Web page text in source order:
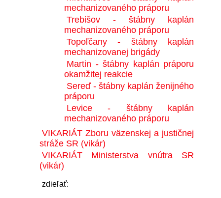
mechanizovaného práporu
Trebišov - štábny kaplán
mechanizovaného práporu
Topoľčany - štábny kaplán
mechanizovanej brigády
Martin - štábny kaplán práporu
okamžitej reakcie
Sereď - štábny kaplán ženijného
práporu
Levice - štábny kaplán
mechanizovaného práporu
VIKARIÁT Zboru väzenskej a justičnej
stráže SR (vikár)
VIKARIÁT Ministerstva vnútra SR
(vikár)
zdieľať: